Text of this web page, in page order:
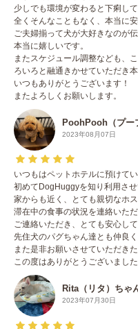
少しでも環境が変わると下痢し
全くそんなこともなく、本当に
ご夫婦揃って犬が大好きなのが
本当に嬉しいです。
またスケジュール調整なども、
ろいろと融通きかせていただき
いつもありがとうございます！
またよろしくお願いします。
PoohPooh（プー
2023年08月07日
いつもはペットホテルに預けて
初めてDogHuggyを知り利用させ
家からも近く、とても親切なホ
滞在中の食事の状況を連絡いた
ご連絡いただき、とても安心し
先住犬のパグちゃん達とも仲良
また是非お願いさせていただき
この度はありがとうございました
Rita（リタ）ちゃ
2023年07月30日